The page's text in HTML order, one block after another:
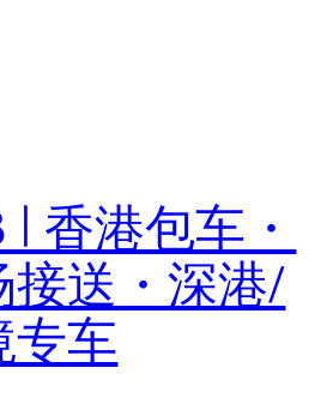
香港包车・
接送・深港/
专车